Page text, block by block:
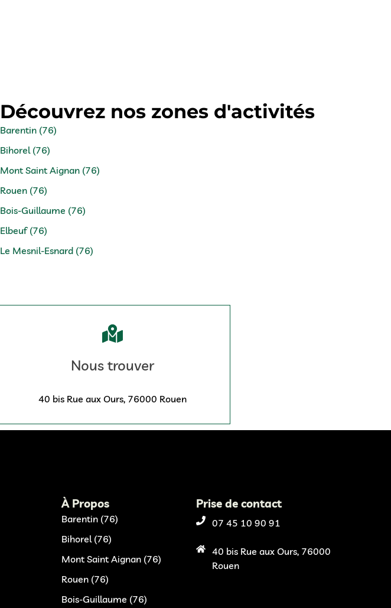
Découvrez nos zones d'activités
Barentin (76)
Bihorel (76)
Mont Saint Aignan (76)
Rouen (76)
Bois-Guillaume (76)
Elbeuf (76)
Le Mesnil-Esnard (76)
Nous trouver
40 bis Rue aux Ours, 76000 Rouen
À Propos
Barentin (76)
Bihorel (76)
Mont Saint Aignan (76)
Rouen (76)
Bois-Guillaume (76)
Prise de contact
07 45 10 90 91
40 bis Rue aux Ours, 76000
Rouen